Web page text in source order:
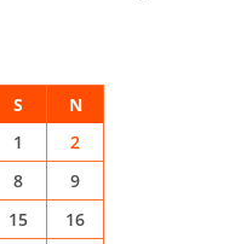
S N
1
2
8
9
15
16